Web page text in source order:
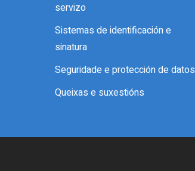
servizo
Sistemas de identificación e
sinatura
Seguridade e protección de datos
Queixas e suxestións